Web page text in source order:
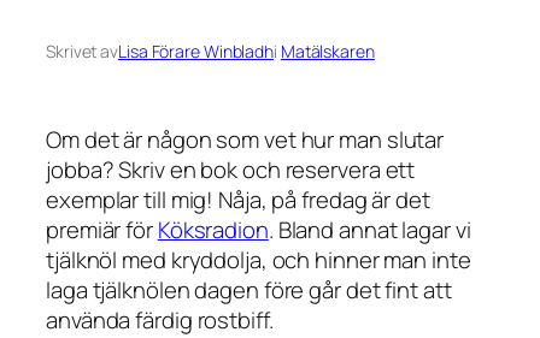
Skrivet avLisa Förare Winbladhi Matälskaren
Om det är någon som vet hur man slutar
jobba? Skriv en bok och reservera ett
exemplar till mig! Nåja, på fredag är det
premiär förKöksradion. Bland annat lagar vi
tjälknöl med kryddolja, och hinner man inte
laga tjälknölen dagen före går det fint att
använda färdig rostbiff.